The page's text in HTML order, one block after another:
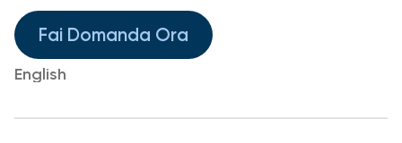
Fai Domanda Ora
English